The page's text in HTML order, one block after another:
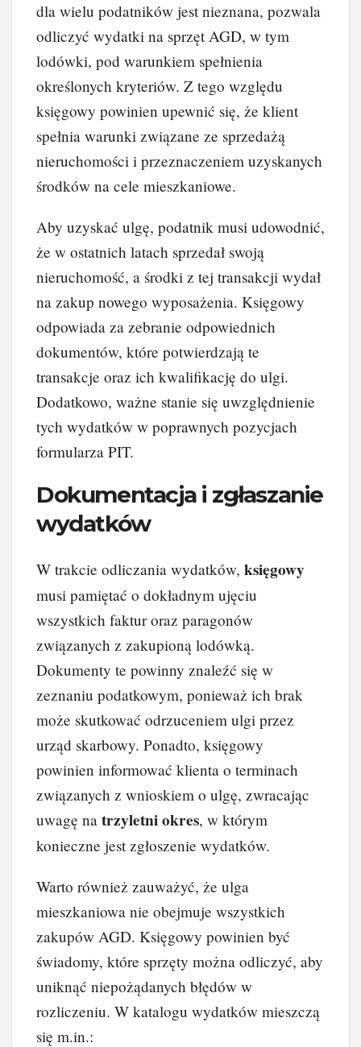
dla wielu podatników jest nieznana, pozwala
odliczyć wydatki na sprzęt AGD, w tym
lodówki, pod warunkiem spełnienia
określonych kryteriów. Z tego względu
księgowy powinien upewnić się, że klient
spełnia warunki związane ze sprzedażą
nieruchomości i przeznaczeniem uzyskanych
środków na cele mieszkaniowe.
Aby uzyskać ulgę, podatnik musi udowodnić,
że w ostatnich latach sprzedał swoją
nieruchomość, a środki z tej transakcji wydał
na zakup nowego wyposażenia. Księgowy
odpowiada za zebranie odpowiednich
dokumentów, które potwierdzają te
transakcje oraz ich kwalifikację do ulgi.
Dodatkowo, ważne stanie się uwzględnienie
tych wydatków w poprawnych pozycjach
formularza PIT.
Dokumentacja i zgłaszanie
wydatków
W trakcie odliczania wydatków, księgowy
musi pamiętać o dokładnym ujęciu
wszystkich faktur oraz paragonów
związanych z zakupioną lodówką.
Dokumenty te powinny znaleźć się w
zeznaniu podatkowym, ponieważ ich brak
może skutkować odrzuceniem ulgi przez
urząd skarbowy. Ponadto, księgowy
powinien informować klienta o terminach
związanych z wnioskiem o ulgę, zwracając
uwagę na trzyletni okres, w którym
konieczne jest zgłoszenie wydatków.
Warto również zauważyć, że ulga
mieszkaniowa nie obejmuje wszystkich
zakupów AGD. Księgowy powinien być
świadomy, które sprzęty można odliczyć, aby
uniknąć niepożądanych błędów w
rozliczeniu. W katalogu wydatków mieszczą
się m.in.: